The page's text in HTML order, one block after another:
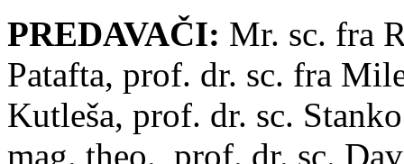
PREDAVAČI: Mr. sc. fra
Patafta, prof. dr. sc. fra
Kutleša, prof. dr. sc.
mag. theo., prof. dr. sc.